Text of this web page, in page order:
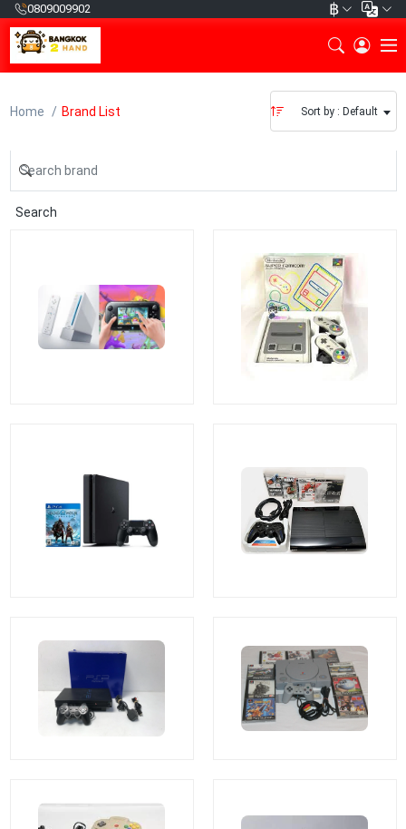
0809009902 ฿
Home Brand List Sort by : Default
Search